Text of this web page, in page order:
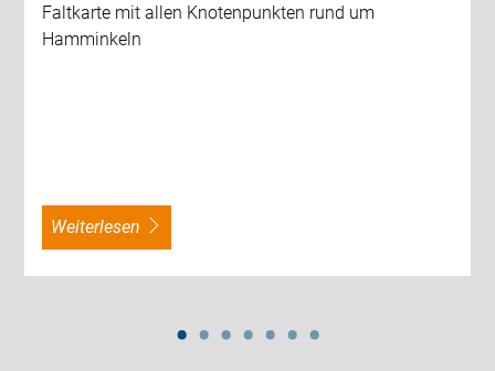
Faltkarte mit allen Knotenpunkten rund um
Hamminkeln
weiterlesen